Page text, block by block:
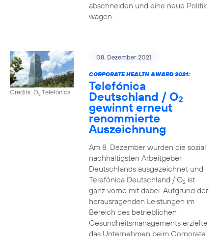
abschneiden und eine neue Politik
wagen.
Credits: O2Telefónica
08. Dezember 2021
CORPORATE HEALTH AWARD 2021:
Telefónica
Deutschland / O2
gewinnt erneut
renommierte
Auszeichnung
Am 8. Dezember wurden die sozial
nachhaltigsten Arbeitgeber
Deutschlands ausgezeichnet und
Telefónica Deutschland / O2ist
ganz vorne mit dabei. Aufgrund der
herausragenden Leistungen im
Bereich des betrieblichen
Gesundheitsmanagements erzielte
das Unternehmen beim Corporate